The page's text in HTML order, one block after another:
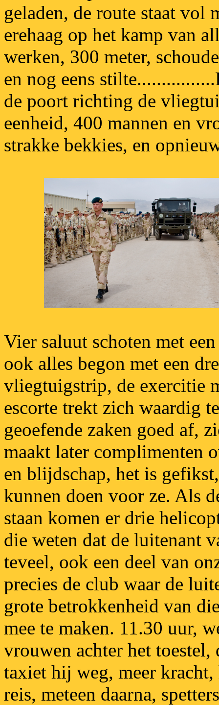
geladen, de route staat vol
erehaag op het kamp van
werken, 300 meter,
en nog eens
de poort richting de
eenheid, 400 mannen en
strakke bekkies, en
Vier saluut schoten met
ook alles begon met een
vliegtuigstrip, de exercitie
escorte trekt zich waardig
geoefende zaken goed af,
maakt later complimenten
en blijdschap, het is
kunnen doen voor ze. Als
staan komen er drie
die weten dat de luitenant
teveel, ook een deel van
precies de club waar de
grote betrokkenheid van
mee te maken. 11.30 uur,
vrouwen achter het toestel,
taxiet hij weg, meer
reis, meteen daarna,